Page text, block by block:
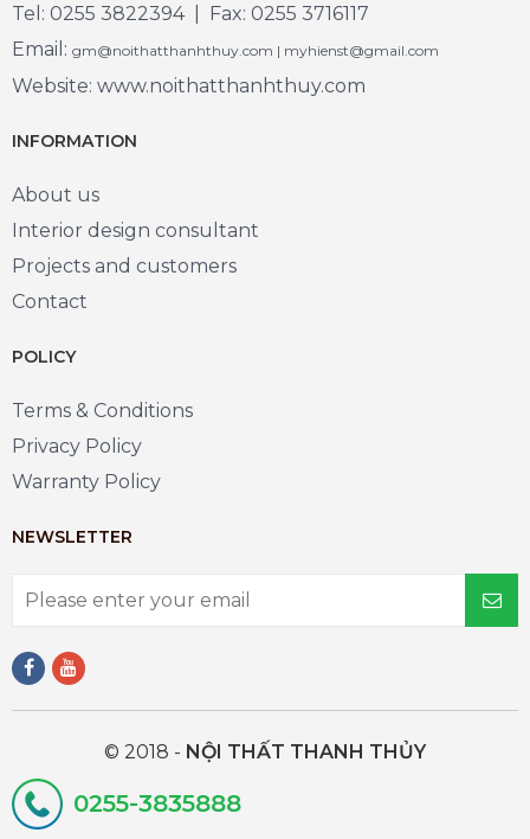
0255-3835888
Tel: 0255 3822394 | Fax: 0255 3716117
Email: gm@noithatthanhthuy.com | myhienst@gmail.com
Website: www.noithatthanhthuy.com
INFORMATION
About us
Interior design consultant
Projects and customers
Contact
POLICY
Terms & Conditions
Privacy Policy
Warranty Policy
NEWSLETTER
© 2018 - NỘI THẤT THANH THỦY